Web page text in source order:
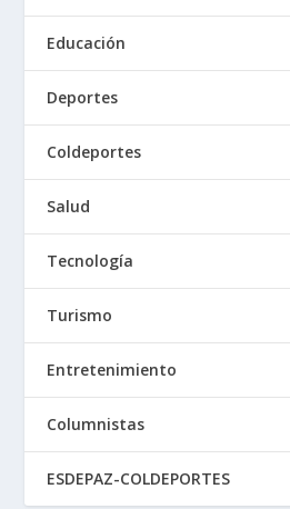
Educación
Deportes
Coldeportes
Salud
Tecnología
Turismo
Entretenimiento
Columnistas
ESDEPAZ-COLDEPORTES